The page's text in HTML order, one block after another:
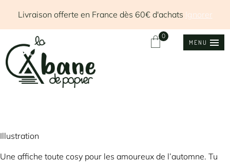
Livraison offerte en France dès 60€ d'achats Ignorer
MENU
0
Illustration
Une affiche toute cosy pour les amoureux de l’automne. Tu